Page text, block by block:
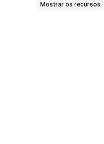
Mostrar os recursos